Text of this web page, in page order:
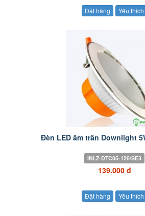
Đặt hàng Yêu thích
Đèn LED âm trần Downlight
INLZ-DTC05-120/SE3
139.000 đ
Đặt hàng Yêu thích